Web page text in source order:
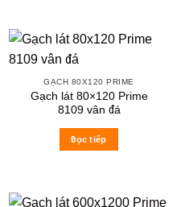
GẠCH 80X120 PRIME
Gạch lát 80×120 Prime
8109 vân đá
Đọc tiếp